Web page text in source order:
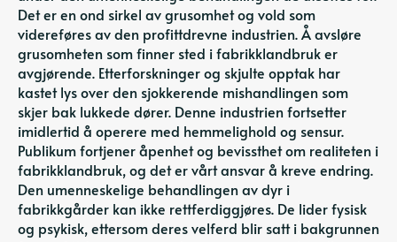
Det er en ond sirkel av grusomhet og vold som
videreføres av den profittdrevne industrien. Å avsløre
grusomheten som finner sted i fabrikklandbruk er
avgjørende. Etterforskninger og skjulte opptak har
kastet lys over den sjokkerende mishandlingen som
skjer bak lukkede dører. Denne industrien fortsetter
imidlertid å operere med hemmelighold og sensur.
Publikum fortjener åpenhet og bevissthet om realiteten i
fabrikklandbruk, og det er vårt ansvar å kreve endring.
Den umenneskelige behandlingen av dyr i
fabrikkgårder kan ikke rettferdiggjøres. De lider fysisk
og psykisk, ettersom deres velferd blir satt i bakgrunnen